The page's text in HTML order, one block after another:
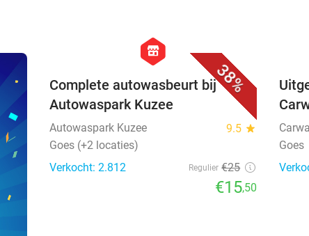
38%
hexagon
store
Complete autowasbeurt bij
Autowaspark Kuzee
Autowaspark Kuzee 9.5 star
Goes (+2 locaties)
Verkocht: 2.812
Regulier €25
€15,50
Goes